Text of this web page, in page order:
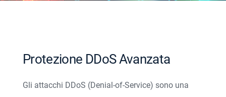
Protezione DDoS Avanzata
Gli attacchi DDoS (Denial-of-Service) sono una